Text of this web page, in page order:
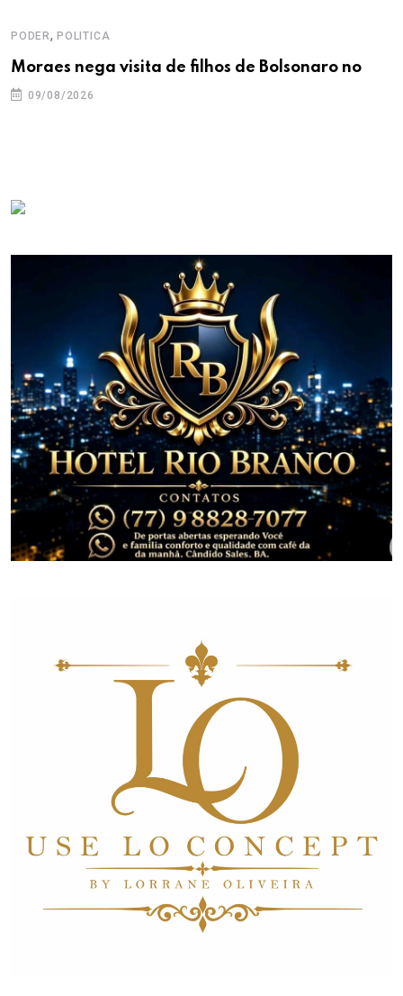
PODER, POLITICA
Moraes nega visita de filhos de Bolsonaro no
09/08/2026